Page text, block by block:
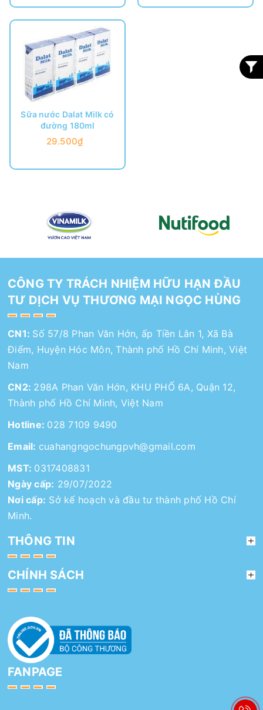
Sữa nước Dalat Milk có
đường 180ml
29.500₫
CÔNG TY TRÁCH NHIỆM HỮU HẠN ĐẦU
TƯ DỊCH VỤ THƯƠNG MẠI NGỌC HÙNG
CN1: Số 57/8 Phan Văn Hớn, ấp Tiền Lân 1, Xã Bà
Điểm, Huyện Hóc Môn, Thành phố Hồ Chí Minh, Việt
Nam
CN2: 298A Phan Văn Hớn, KHU PHỐ 6A, Quận 12,
Thành phố Hồ Chí Minh, Việt Nam
Hotline: 028 7109 9490
Email: cuahangngochungpvh@gmail.com
MST: 0317408831
Ngày cấp: 29/07/2022
Nơi cấp: Sở kế hoạch và đầu tư thành phố Hồ Chí
Minh.
THÔNG TIN
CHÍNH SÁCH
FANPAGE